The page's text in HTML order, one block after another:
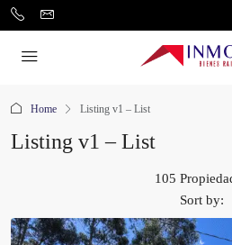
Home Listing v1 – List
Listing v1 – List
105
Sort by: